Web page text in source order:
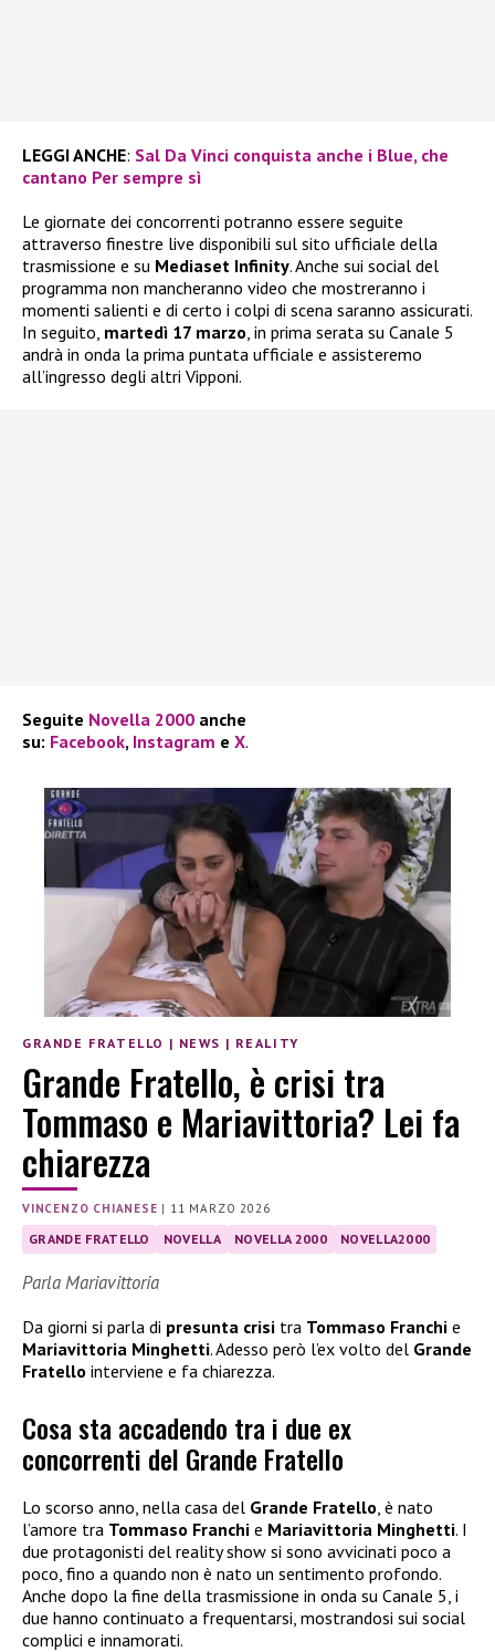
LEGGI ANCHE: Sal Da Vinci conquista anche i Blue, che
cantano Per sempre sì
Le giornate dei concorrenti potranno essere seguite
attraverso finestre live disponibili sul sito ufficiale della
trasmissione e su Mediaset Infinity. Anche sui social del
programma non mancheranno video che mostreranno i
momenti salienti e di certo i colpi di scena saranno assicurati.
In seguito, martedì 17 marzo, in prima serata su Canale 5
andrà in onda la prima puntata ufficiale e assisteremo
all’ingresso degli altri Vipponi.
Seguite Novella 2000 anche
su: Facebook, Instagram e X.
GRANDE FRATELLO | NEWS | REALITY
Grande Fratello, è crisi tra
Tommaso e Mariavittoria? Lei fa
chiarezza
VINCENZO CHIANESE | 11 MARZO 2026
GRANDE FRATELLO NOVELLA NOVELLA 2000 NOVELLA2000
Parla Mariavittoria
Da giorni si parla di presunta crisi tra Tommaso Franchi e
Mariavittoria Minghetti. Adesso però l’ex volto del Grande
Fratello interviene e fa chiarezza.
Cosa sta accadendo tra i due ex
concorrenti del Grande Fratello
Lo scorso anno, nella casa del Grande Fratello , è nato
l’amore tra Tommaso Franchi e Mariavittoria Minghetti. I
due protagonisti del reality show si sono avvicinati poco a
poco, fino a quando non è nato un sentimento profondo.
Anche dopo la fine della trasmissione in onda su Canale 5, i
due hanno continuato a frequentarsi, mostrandosi sui social
complici e innamorati.